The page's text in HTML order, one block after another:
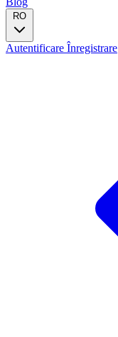
RO
Autentificare Înregistrare